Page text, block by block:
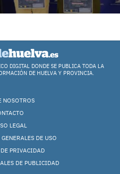
DIGITAL DONDE SE PUBLICA TODA LA
DE HUELVA Y PROVINCIA.
NOSOTROS
LEGAL
DE USO
PRIVACIDAD
DE PUBLICIDAD